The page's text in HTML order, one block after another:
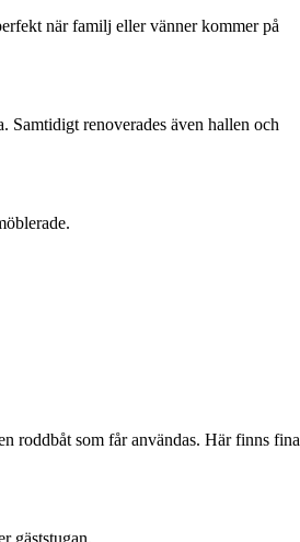
när familj eller vänner kommer på
Samtidigt renoverades även hallen och
roddbåt som får användas. Här finns fina
gäststugan.